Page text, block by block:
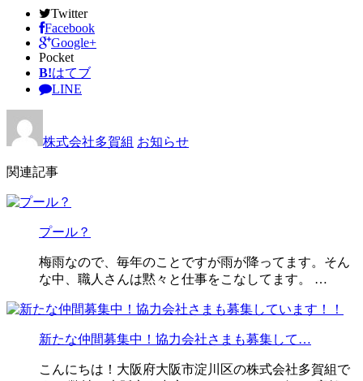
Twitter
Facebook
Google+
Pocket
B!はてブ
LINE
株式会社多賀組 お知らせ
関連記事
プール？
梅雨なので、毎年のことですが雨が降ってます。そん
な中、職人さんは黙々と仕事をこなしてます。 …
新たな仲間募集中！協力会社さまも募集して…
こんにちは！大阪府大阪市淀川区の株式会社多賀組で